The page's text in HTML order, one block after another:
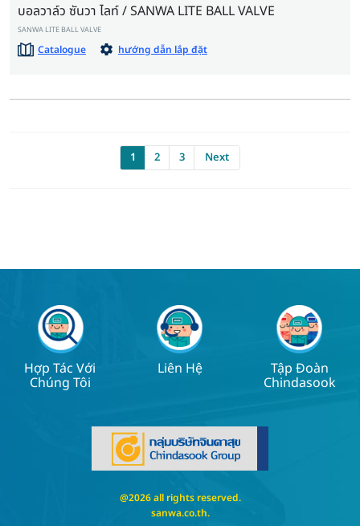
บอลวาล์ว ซันวา ไลท์ / SANWA LITE BALL VALVE
SANWA LITE BALL VALVE
Catalogue hướng dẫn lắp đặt
1 2 3 Next
Hợp Tác Với
Chúng Tôi
Liên Hệ Tập Đoàn
Chindasook
@2026 all rights reserved.
sanwa.co.th.